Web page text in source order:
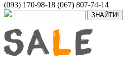
(093) 170-98-18 (067) 807-74-14